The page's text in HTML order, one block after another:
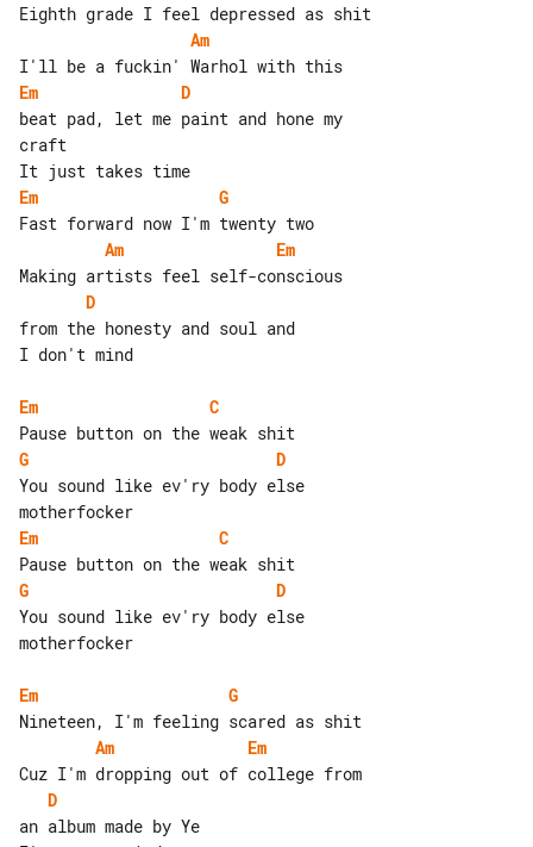
Am
Em
D
beat pad, let me paint and hone my
Em
G
Am
Em
D
from the honesty and soul and
I don't mind
Em
C
G
D
You sound like ev'ry body else
Em
C
G
D
You sound like ev'ry body else
motherfocker
Em
G
Am
Em
D
an album made by Ye